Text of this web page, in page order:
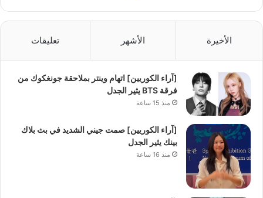
الأخيرة الأشهر تعليقات
[آراء الكوريين] اتهام وينتر بملاحقة جونغكوك من
فرقة BTS يثير الجدل
منذ 15 ساعة
[آراء الكوريين] صمت جيني الشديد في بث بلاك
بينك يثير الجدل
منذ 16 ساعة